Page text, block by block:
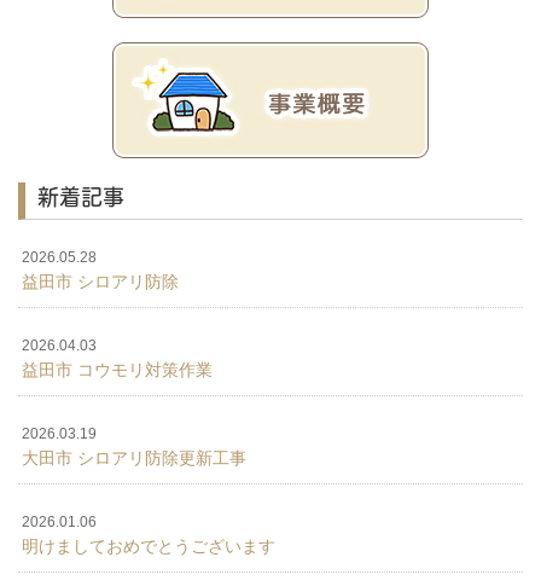
新着記事
2026.05.28
益田市 シロアリ防除
2026.04.03
益田市 コウモリ対策作業
2026.03.19
大田市 シロアリ防除更新工事
2026.01.06
明けましておめでとうございます